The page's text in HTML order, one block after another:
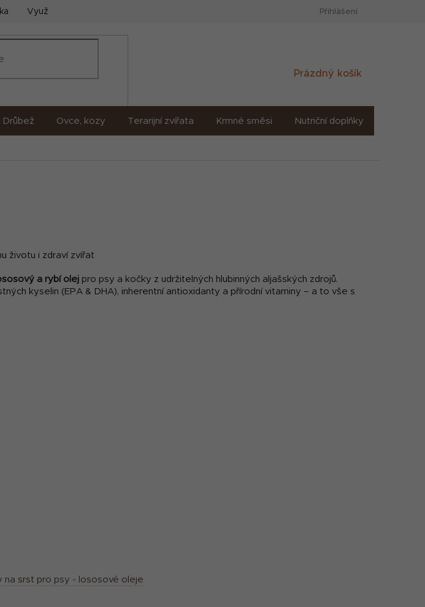
Využití umělé inteligence (AI) Přihlášení
Nákupní
Prázdný košík
Drůbež Ovce, kozy Terarijní zvířata Krmné směsi Nutriční doplňky
životu i zdraví zvířat
a rybí olej pro psy a kočky z udržitelných hlubinných aljašských zdrojů.
kyselin (EPA & DHA), inherentní antioxidanty a přírodní vitaminy – a to vše s
na srst pro psy - lososové oleje